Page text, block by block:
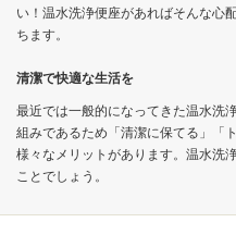
い！温水洗浄便座があればそんな心
ちます。
清潔で快適な生活を
最近では一般的になってきた温水洗
組みであるため「清潔に保てる」「
様々なメリットがあります。温水洗
ことでしょう。